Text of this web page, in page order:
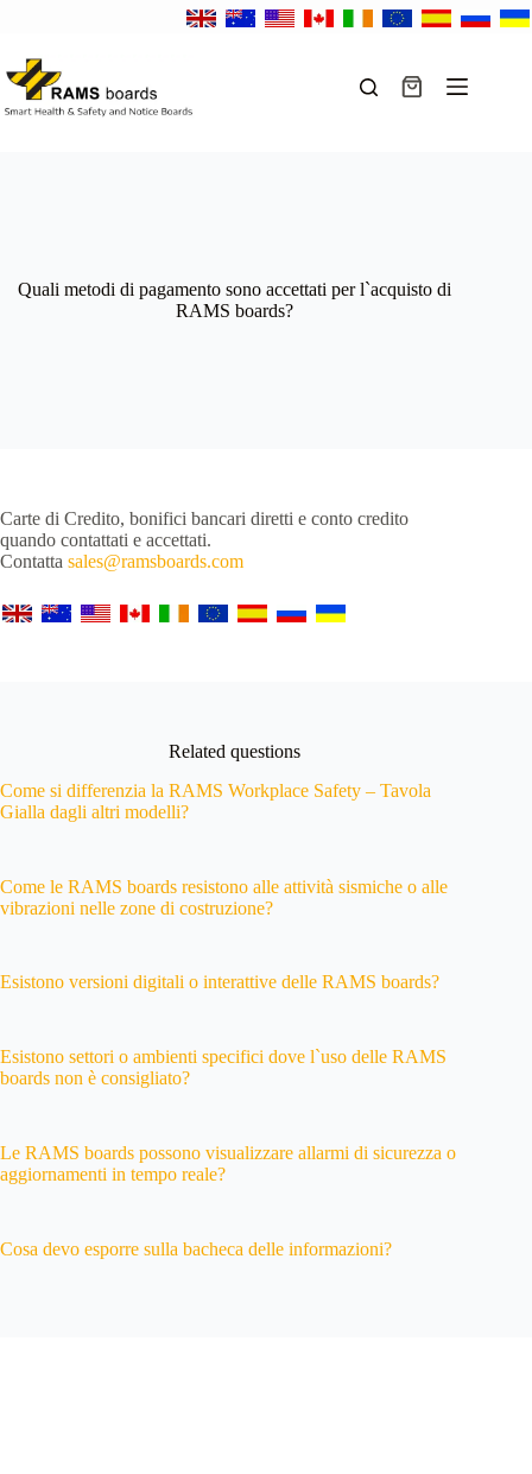
Carrello
Quali metodi di pagamento sono accettati per l`acquisto di
RAMS boards?
Carte di Credito, bonifici bancari diretti e conto credito
quando contattati e accettati.
Contatta sales@ramsboards.com
Related questions
Come si differenzia la RAMS Workplace Safety – Tavola
Gialla dagli altri modelli?
Come le RAMS boards resistono alle attività sismiche o alle
vibrazioni nelle zone di costruzione?
Esistono versioni digitali o interattive delle RAMS boards?
Esistono settori o ambienti specifici dove l`uso delle RAMS
boards non è consigliato?
Le RAMS boards possono visualizzare allarmi di sicurezza o
aggiornamenti in tempo reale?
Cosa devo esporre sulla bacheca delle informazioni?